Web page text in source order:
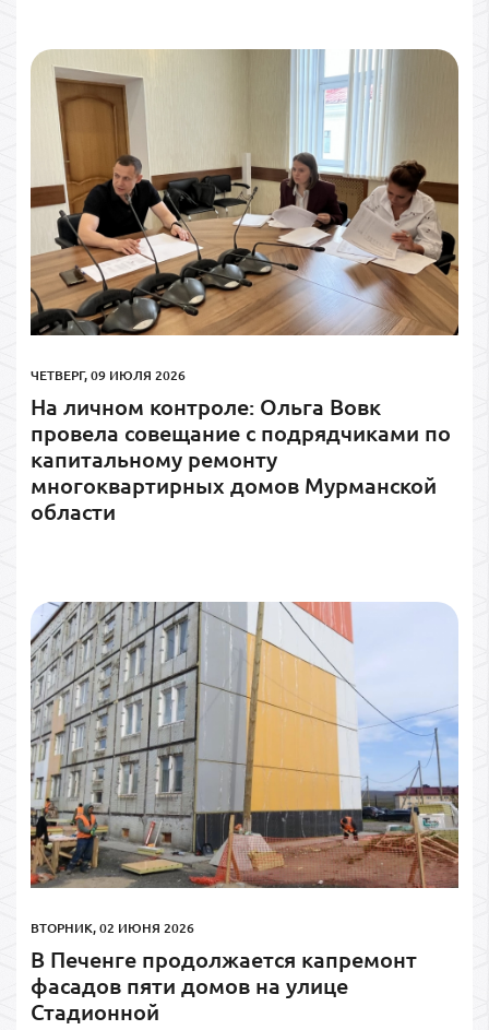
ЧЕТВЕРГ, 09 ИЮЛЯ 2026
На личном контроле: Ольга Вовк
провела совещание с подрядчиками по
капитальному ремонту
многоквартирных домов Мурманской
области
ВТОРНИК, 02 ИЮНЯ 2026
В Печенге продолжается капремонт
фасадов пяти домов на улице
Стадионной